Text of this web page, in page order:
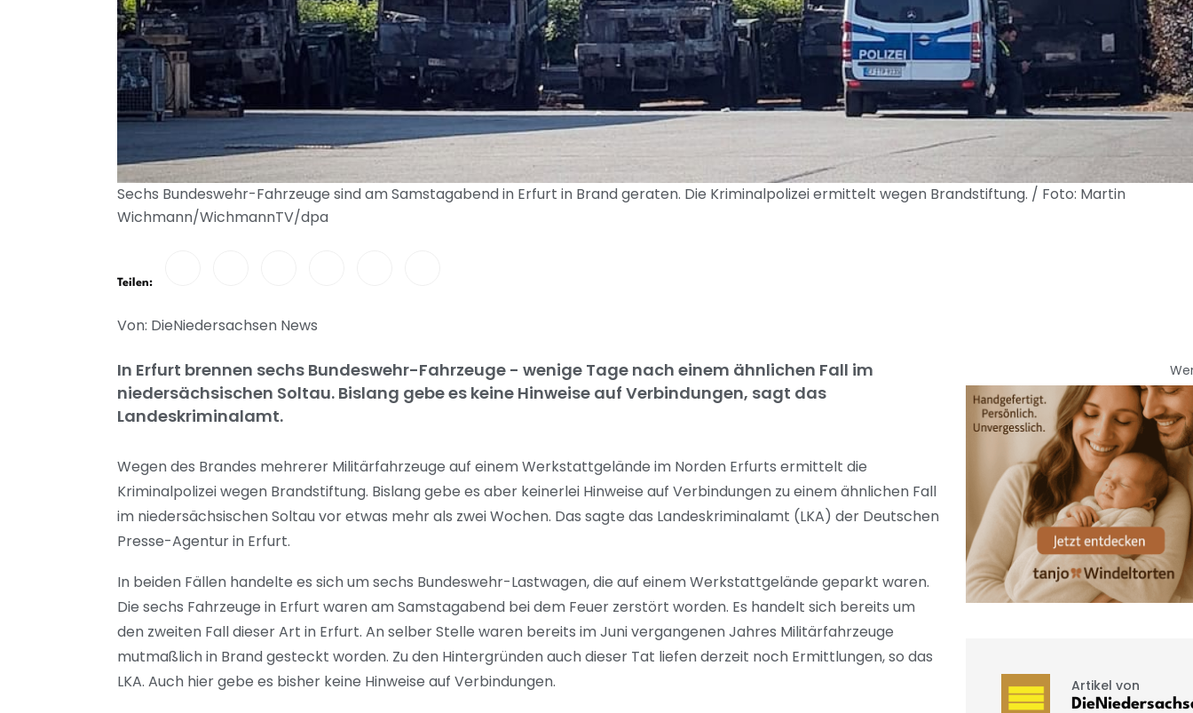
Sechs Bundeswehr-Fahrzeuge sind am Samstagabend in Erfurt in Brand geraten. Die Kriminalpolizei ermittelt wegen Brandstiftung. / Foto: Martin
Wichmann/WichmannTV/dpa
Teilen:
Von: DieNiedersachsen News
In Erfurt brennen sechs Bundeswehr-Fahrzeuge - wenige Tage nach einem ähnlichen Fall im
niedersächsischen Soltau. Bislang gebe es keine Hinweise auf Verbindungen, sagt das
Landeskriminalamt.
Wegen des Brandes mehrerer Militärfahrzeuge auf einem Werkstattgelände im Norden Erfurts ermittelt die
Kriminalpolizei wegen Brandstiftung. Bislang gebe es aber keinerlei Hinweise auf Verbindungen zu einem ähnlichen Fall
im niedersächsischen Soltau vor etwas mehr als zwei Wochen. Das sagte das Landeskriminalamt (LKA) der Deutschen
Presse-Agentur in Erfurt.
In beiden Fällen handelte es sich um sechs Bundeswehr-Lastwagen, die auf einem Werkstattgelände geparkt waren.
Die sechs Fahrzeuge in Erfurt waren am Samstagabend bei dem Feuer zerstört worden. Es handelt sich bereits um
den zweiten Fall dieser Art in Erfurt. An selber Stelle waren bereits im Juni vergangenen Jahres Militärfahrzeuge
mutmaßlich in Brand gesteckt worden. Zu den Hintergründen auch dieser Tat liefen derzeit noch Ermittlungen, so das
LKA. Auch hier gebe es bisher keine Hinweise auf Verbindungen.
Artikel von